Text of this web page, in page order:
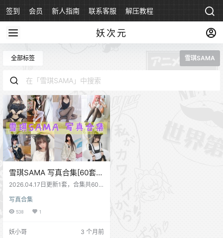
签到 会员 新人指南 联系客服 解压教程
妖次元
全部标签 雪琪SAMA
雪琪SAMA 写真合集[60套]
[持续更新]
2026.04.17日更新1套，合集共60
写真合集
538 1
妖小哥 3 个月前